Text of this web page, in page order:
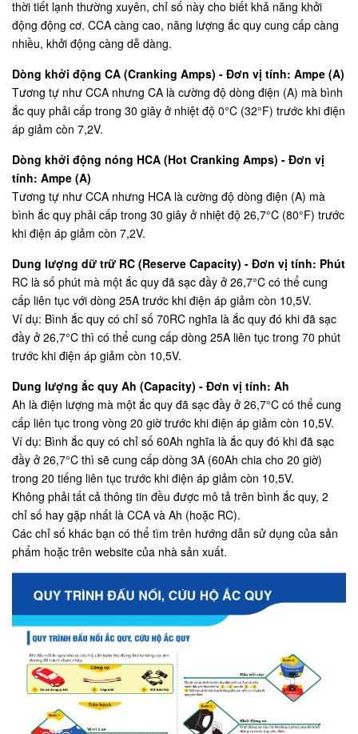
thời tiết lạnh thường xuyên, chỉ số này cho biết khả năng khởi
động động cơ. CCA càng cao, năng lượng ắc quy cung cấp càng
nhiều, khởi động càng dễ dàng.
Dòng khởi động CA (Cranking Amps) - Đơn vị tính: Ampe (A)
Tương tự như CCA nhưng CA là cường độ dòng điện (A) mà bình
ắc quy phải cấp trong 30 giây ở nhiệt độ 0°C (32°F) trước khi điện
áp giảm còn 7,2V.
Dòng khởi động nóng HCA (Hot Cranking Amps) - Đơn vị
tính: Ampe (A)
Tương tự như CCA nhưng HCA là cường độ dòng điện (A) mà
bình ắc quy phải cấp trong 30 giây ở nhiệt độ 26,7°C (80°F) trước
khi điện áp giảm còn 7,2V.
Dung lượng dữ trữ RC (Reserve Capacity) - Đơn vị tính: Phút
RC là số phút mà một ắc quy đã sạc đầy ở 26,7°C có thể cung
cấp liên tục với dòng 25A trước khi điện áp giảm còn 10,5V.
Ví dụ: Bình ắc quy có chỉ số 70RC nghĩa là ắc quy đó khi đã sạc
đầy ở 26,7°C thì có thể cung cấp dòng 25A liên tục trong 70 phút
trước khi điện áp giảm còn 10,5V.
Dung lượng ắc quy Ah (Capacity) - Đơn vị tính: Ah
Ah là điện lượng mà một ắc quy đã sạc đầy ở 26,7°C có thể cung
cấp liên tục trong vòng 20 giờ trước khi điện áp giảm còn 10,5V.
Ví dụ: Bình ắc quy có chỉ số 60Ah nghĩa là ắc quy đó khi đã sạc
đầy ở 26,7°C thì sẽ cung cấp dòng 3A (60Ah chia cho 20 giờ)
trong 20 tiếng liên tục trước khi điện áp giảm còn 10,5V.
Không phải tất cả thông tin đều được mô tả trên bình ắc quy, 2
chỉ số hay gặp nhất là CCA và Ah (hoặc RC).
Các chỉ số khác bạn có thể tìm trên hướng dẫn sử dụng của sản
phẩm hoặc trên website của nhà sản xuất.